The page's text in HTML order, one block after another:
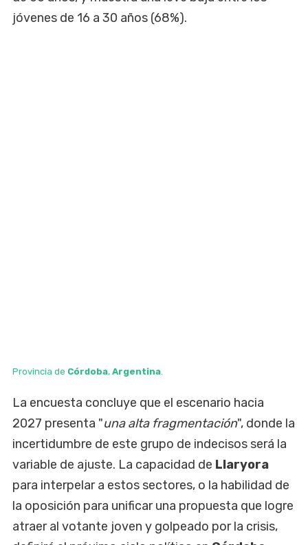
jóvenes de 16 a 30 años (68%).
Provincia de Córdoba, Argentina
La encuesta concluye que el escenario hacia
2027 presenta "una alta fragmentación", donde la
incertidumbre de este grupo de indecisos será la
variable de ajuste. La capacidad de Llaryora
para interpelar a estos sectores, o la habilidad de
la oposición para unificar una propuesta que logre
atraer al votante joven y golpeado por la crisis,